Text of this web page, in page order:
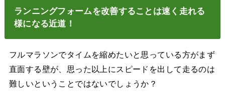
ランニングフォームを改善することは速く走れる
様になる近道！
フルマラソンでタイムを縮めたいと思っている方がまず
直面する壁が、思った以上にスピードを出して走るのは
難しいということではないでしょうか？